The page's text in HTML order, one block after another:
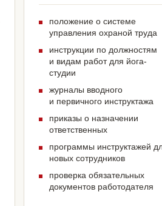
положение о системе
управления охраной труда
инструкции по должностям
и видам работ для йога-
студии
журналы вводного
и первичного инструктажа
приказы о назначении
ответственных
программы инструктажей
новых сотрудников
проверка обязательных
документов работодателя